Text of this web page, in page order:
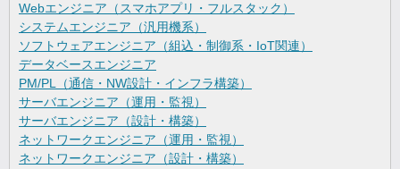
Webエンジニア（スマホアプリ・フルスタック）
システムエンジニア（汎用機系）
ソフトウェアエンジニア（組込・制御系・IoT関連）
データベースエンジニア
PM/PL（通信・NW設計・インフラ構築）
サーバエンジニア（運用・監視）
サーバエンジニア（設計・構築）
ネットワークエンジニア（運用・監視）
ネットワークエンジニア（設計・構築）